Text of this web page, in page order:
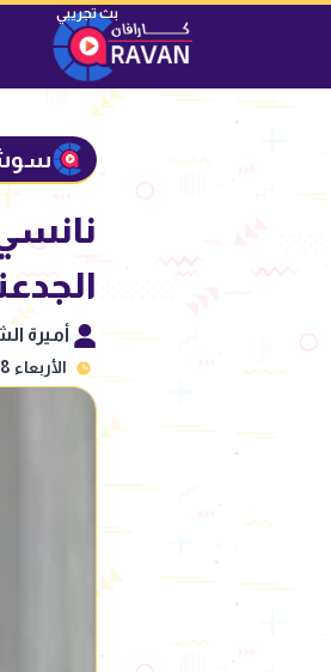
أميرة
الأربعاء 08/يوليو/2026 - 09:38 ص